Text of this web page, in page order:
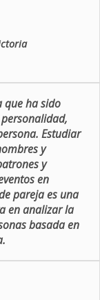
que ha sido
Estudiar
y
y
en
pareja es una
en analizar la
basada en